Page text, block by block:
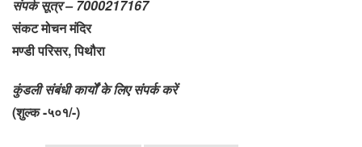
संपर्क सूत्र – 7000217167
संकट मोचन मंदिर
मण्डी परिसर, पिथौरा
कुंडली संबंधी कार्यों के लिए संपर्क करें
(शुल्क -५०१/-)